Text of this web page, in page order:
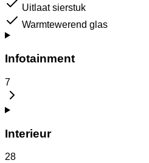
Uitlaat sierstuk
Warmtewerend glas
Infotainment
7
Interieur
28